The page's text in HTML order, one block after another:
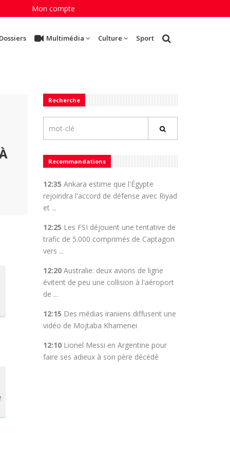
Mon compte
Multimédia Culture Sport
Recherche
Recommandations
12:35 Ankara estime que l'Égypte
rejoindra l'accord de défense avec Riyad
et ...
12:25 Les FSI déjouent une tentative de
trafic de 5.000 comprimés de Captagon
vers ...
12:20Australie: deux avions de ligne
évitent de peu une collision à l'aéroport
de ...
12:15 Des médias iraniens diffusent une
vidéo de Mojtaba Khamenei
12:10Lionel Messi en Argentine pour
faire ses adieux à son père décédé